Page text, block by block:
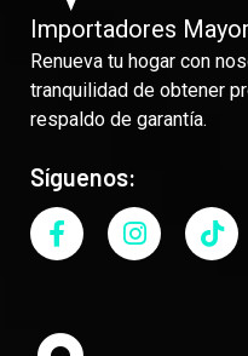
Importadores
Renueva tu hogar con
tranquilidad de obtener
respaldo de garantía.
Síguenos: